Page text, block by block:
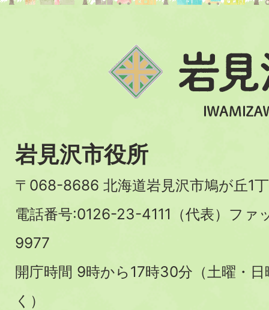
岩見沢市役所
〒068-8686 北海道岩見沢市鳩が丘1
電話番号:0126-23-4111（代表）フ
9977
開庁時間 9時から17時30分（土曜・
く）